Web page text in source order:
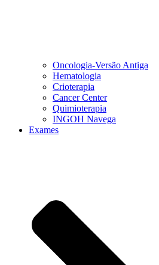
Oncologia-Versão Antiga
Hematologia
Crioterapia
Cancer Center
Quimioterapia
INGOH Navega
Exames